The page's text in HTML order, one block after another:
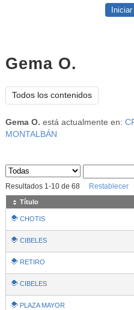
Gema O.
Todos los contenidos
Gema O. está actualmente en:
MONTALBÁN
Sus archivos
Resultados 1-10de 68 Restablecer
Título
CHOTIS
CIBELES
RETIRO
CIBELES
PLAZA MAYOR